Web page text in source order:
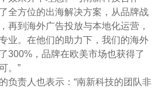
全方位的出海解决方案，从品牌战
再到海外广告投放与本地化运营，
业。在他们的助力下，我们的海外
300%，品牌在欧美市场也获得了
。”
负责人也表示：“南新科技的团队非